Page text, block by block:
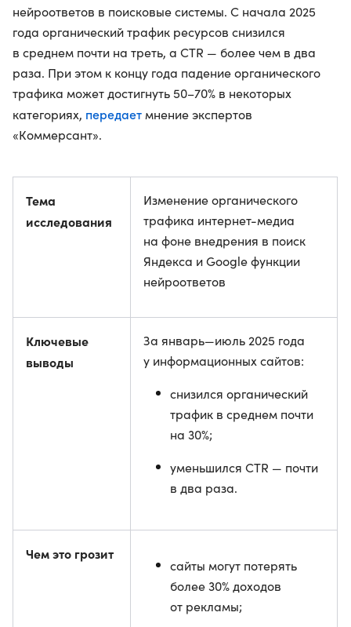
нейроответов в поисковые системы. С начала 2025
года органический трафик ресурсов снизился
в среднем почти на треть, а CTR — более чем в два
раза. При этом к концу года падение органического
трафика может достигнуть 50–70% в некоторых
категориях, передает мнение экспертов
«Коммерсант».
Тема
исследования
Изменение органического
трафика интернет-медиа
на фоне внедрения в поиск
Яндекса и Google функции
нейроответов
Ключевые
выводы
За январь—июль 2025 года
у информационных сайтов:
снизился органический
трафик в среднем почти
на 30%;
уменьшился CTR — почти
в два раза.
Чем это грозит
сайты могут потерять
более 30% доходов
от рекламы;